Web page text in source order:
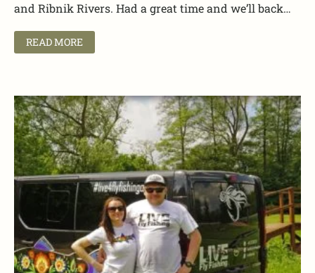
and Ribnik Rivers. Had a great time and we’ll back…
READ MORE